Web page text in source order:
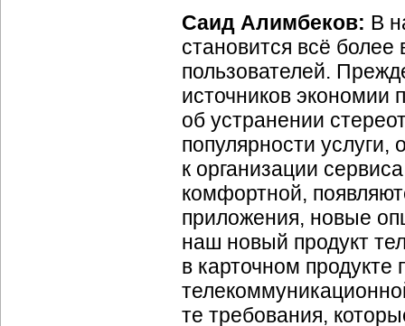
Саид Алимбеков: В
становится всё
пользователей.
источников экономии
об устранении
популярности
к организации
комфортной,
приложения, новые
наш новый продукт
в карточном
те требования,